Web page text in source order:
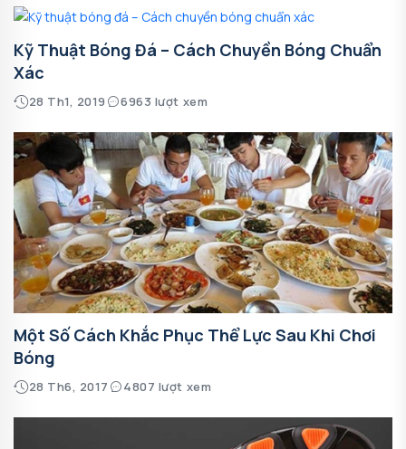
Kỹ Thuật Bóng Đá – Cách Chuyền Bóng Chuẩn
Xác
28 Th1, 2019 6963 lượt xem
Một Số Cách Khắc Phục Thể Lực Sau Khi Chơi
Bóng
28 Th6, 2017 4807 lượt xem